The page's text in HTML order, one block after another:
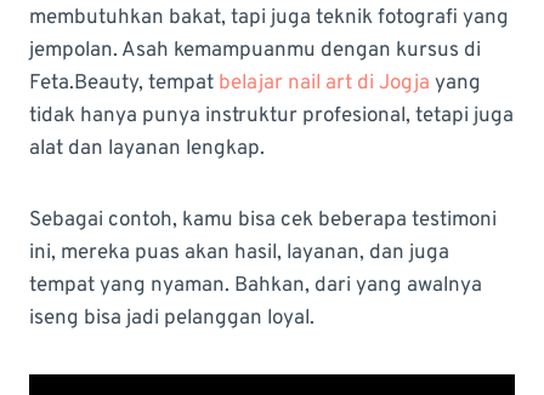
membutuhkan bakat, tapi juga teknik fotografi yang
jempolan. Asah kemampuanmu dengan kursus di
Feta.Beauty, tempat belajar nail art di Jogja yang
tidak hanya punya instruktur profesional, tetapi juga
alat dan layanan lengkap.
Sebagai contoh, kamu bisa cek beberapa testimoni
ini, mereka puas akan hasil, layanan, dan juga
tempat yang nyaman. Bahkan, dari yang awalnya
iseng bisa jadi pelanggan loyal.